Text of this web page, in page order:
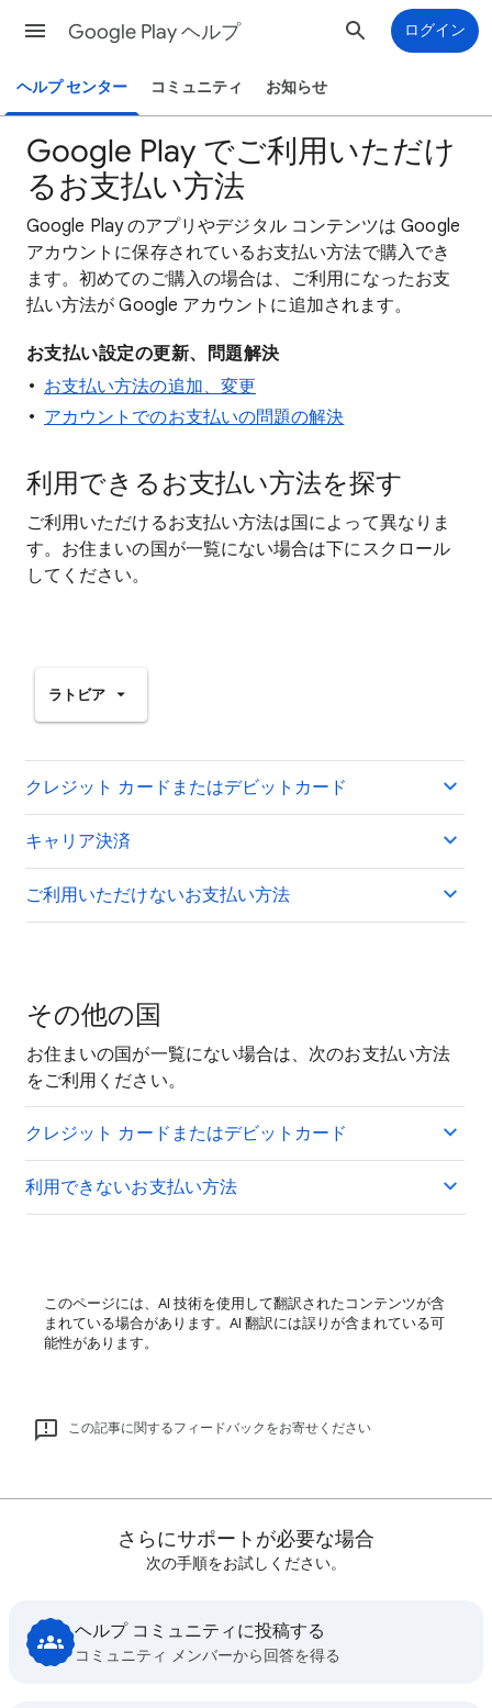
Google Play ヘルプ ログイン
ヘルプ センター コミュニティ お知らせ
Google Play でご利用いただけ
るお支払い方法
Google Play のアプリやデジタル コンテンツは Google
アカウントに保存されているお支払い方法で購入でき
ます。初めてのご購入の場合は、ご利用になったお支
払い方法が Google アカウントに追加されます。
お支払い設定の更新、問題解決
お支払い方法の追加、変更
アカウントでのお支払いの問題の解決
利用できるお支払い方法を探す
ご利用いただけるお支払い方法は国によって異なりま
す。お住まいの国が一覧にない場合は下にスクロール
してください。
ラトビア
クレジット カードまたはデビットカード
キャリア決済
ご利用いただけないお支払い方法
その他の国
お住まいの国が一覧にない場合は、次のお支払い方法
をご利用ください。
クレジット カードまたはデビットカード
利用できないお支払い方法
このページには、AI 技術を使用して翻訳されたコンテンツが含
まれている場合があります。AI 翻訳には誤りが含まれている可
能性があります。
この記事に関するフィードバックをお寄せください
さらにサポートが必要な場合
次の手順をお試しください。
ヘルプ コミュニティに投稿する
コミュニティ メンバーから回答を得る